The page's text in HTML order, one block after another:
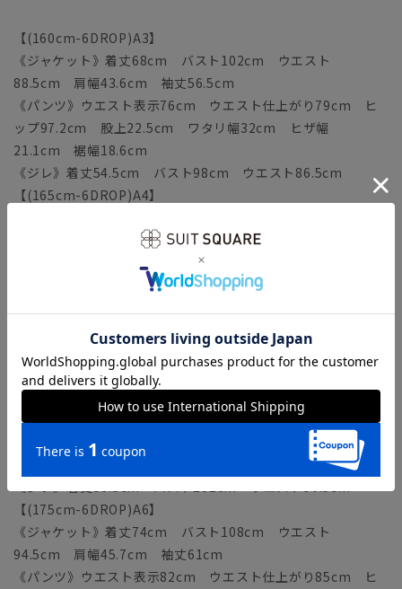
【(160cm-6DROP)A3】
《ジャケット》着丈68cm バスト102cm ウエスト
88.5cm 肩幅43.6cm 袖丈56.5cm
《パンツ》ウエスト表示76cm ウエスト仕上がり79cm ヒ
ップ97.2cm 股上22.5cm ワタリ幅32cm ヒザ幅
21.1cm 裾幅18.6cm
《ジレ》着丈54.5cm バスト98cm ウエスト86.5cm
【(165cm-6DROP)A4】
90.5cm 肩幅44.3cm 袖丈58cm
《パンツ》ウエスト表示78cm ウエスト仕上がり81cm ヒ
ップ99.2cm 股上23cm ワタリ幅32.6cm ヒザ幅
《ジレ》着丈55.5cm バスト100cm ウエスト88.5cm
【(170cm-6DROP)A5】
《ジャケット》着丈72cm バスト106cm ウエスト
92.5cm 肩幅45cm 袖丈59.5cm
《パンツ》ウエスト表示80cm ウエスト仕上がり83cm ヒ
ップ101.2cm 股上23.5cm ワタリ幅33.2cm ヒザ幅
21.7cm 裾幅19.2cm
《ジレ》着丈56.5cm バスト102cm ウエスト90.5cm
【(175cm-6DROP)A6】
《ジャケット》着丈74cm バスト108cm ウエスト
94.5cm 肩幅45.7cm 袖丈61cm
《パンツ》ウエスト表示82cm ウエスト仕上がり85cm ヒ